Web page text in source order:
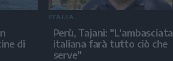
di
ITALIA
Perù, Tajani: "L'ambasciata
italiana farà tutto ciò che
serve"